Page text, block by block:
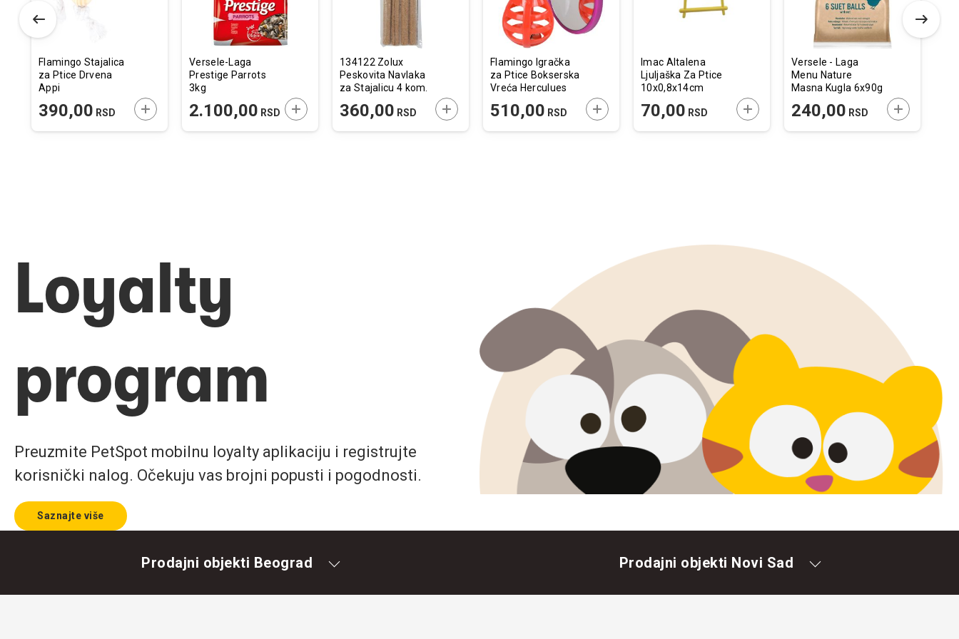
U KORPU
Flamingo Stajalica
za Ptice Drvena
Appi
390,00 RSD DODAJTE U KORPU
Versele-Laga
Prestige Parrots
3kg
2.100,00 RSD DODAJTE U KORPU
134122 Zolux
Peskovita Navlaka
za Stajalicu 4 kom.
360,00 RSD DODAJTE U KORPU
Flamingo Igračka
za Ptice Bokserska
Vreća Herculues
510,00 RSD DODAJTE U KORPU
Imac Altalena
Ljuljaška Za Ptice
10x0,8x14cm
70,00 RSD DODAJTE U KORPU
Versele - Laga
Menu Nature
Masna Kugla 6x90g
240,00 RSD DODAJTE U
Loyalty
program
Preuzmite PetSpot mobilnu loyalty aplikaciju i registrujte
korisnički nalog. Očekuju vas brojni popusti i pogodnosti.
Saznajte više
Prodajni objekti Beograd Prodajni objekti Novi Sad